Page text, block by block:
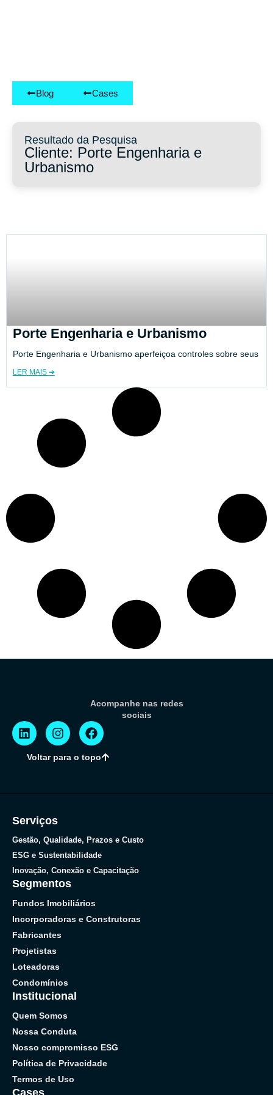
Blog Cases
Resultado da Pesquisa
Cliente: Porte Engenharia e
Urbanismo
Porte Engenharia e Urbanismo
Porte Engenharia e Urbanismo aperfeiçoa controles sobre seus
LER MAIS ➔
Acompanhe nas redes
sociais
Voltar para o topo
Serviços
Gestão, Qualidade, Prazos e Custo
ESG e Sustentabilidade
Inovação, Conexão e Capacitação
Segmentos
Fundos Imobiliários
Incorporadoras e Construtoras
Fabricantes
Projetistas
Loteadoras
Condomínios
Institucional
Quem Somos
Nossa Conduta
Nosso compromisso ESG
Política de Privacidade
Termos de Uso